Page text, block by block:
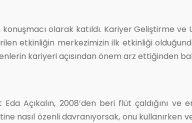
olarak katıldı. Kariyer Geliştirme ve
etkinliğin merkezimizin ilk etkinliği
kariyeri açısından önem arz ettiğinden
Açıkalın, 2008’den beri flüt çaldığını ve
nasıl özenli davranıyorsak, onu kullanırken